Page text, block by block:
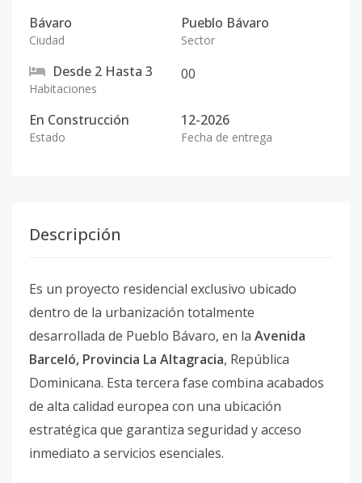
Bávaro
Ciudad
Pueblo Bávaro
Sector
Desde 2 Hasta 3
Habitaciones
00
En Construcción
Estado
12-2026
Fecha de entrega
Descripción
Es un proyecto residencial exclusivo ubicado
dentro de la urbanización totalmente
desarrollada de Pueblo Bávaro, en la Avenida
Barceló, Provincia La Altagracia, República
Dominicana. Esta tercera fase combina acabados
de alta calidad europea con una ubicación
estratégica que garantiza seguridad y acceso
inmediato a servicios esenciales.